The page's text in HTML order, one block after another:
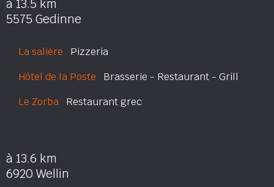
à 13.5 km
5575 Gedinne
La salière Pizzeria
Hôtel de la Poste Brasserie - Restaurant - Grill
Le Zorba Restaurant grec
à 13.6 km
6920 Wellin